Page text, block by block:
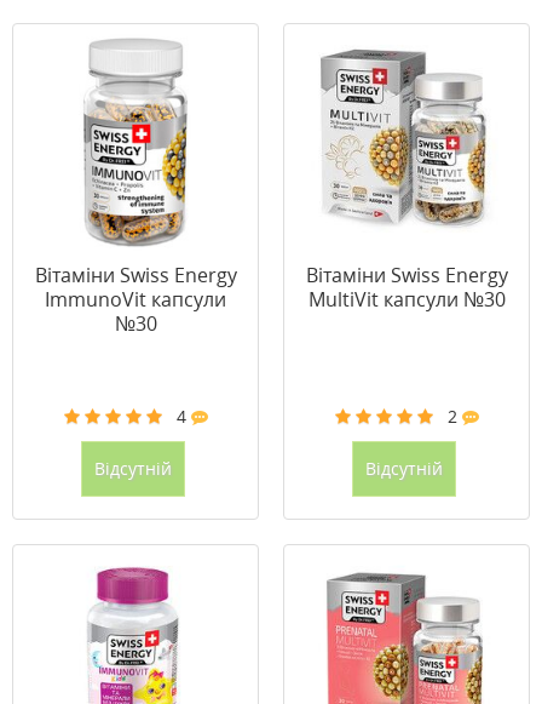
Вітаміни Swiss Energy
ImmunoVit капсули
№30
4
Відсутній
Вітаміни Swiss Energy
MultiVit капсули №30
2
Відсутній